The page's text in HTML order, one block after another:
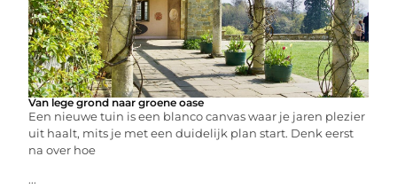
Van lege grond naar groene oase
Een nieuwe tuin is een blanco canvas waar je jaren plezier
uit haalt, mits je met een duidelijk plan start. Denk eerst
na over hoe
...